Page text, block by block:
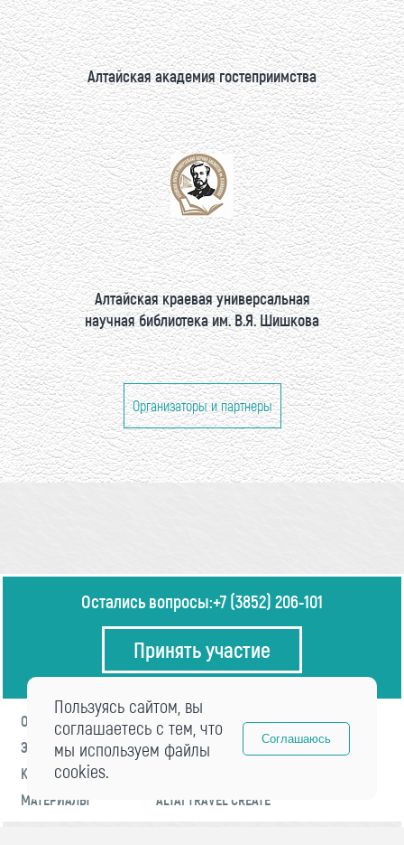
Алтайская академия гостеприимства
Алтайская краевая универсальная
научная библиотека им. В.Я. Шишкова
Организаторы и партнеры
Остались вопросы:+7 (3852) 206-101
Принять участие
О ФОРУМЕ
ПРОГРАММА
ЭКСПЕРТЫ
НОВОСТИ
КОНТАКТЫ
МАТЕРИАЛЫ
ALTAI TRAVEL CREATE
Пользуясь сайтом, вы
соглашаетесь с тем, что
мы используем файлы
cookies.
Соглашаюсь